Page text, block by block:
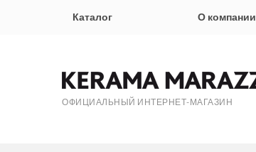
Каталог О компании
ОФИЦИАЛЬНЫЙ ИНТЕРНЕТ-МАГАЗИН